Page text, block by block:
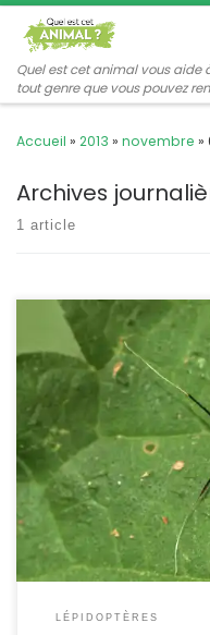
Passer au contenu
Quel est cet animal vous aide
tout genre que vous pouvez
Accueil » 2013 » novembre »
Archives
1 article
Lors d’une promenade
rencontrer ce petit
essaims qui volent de bas
attirer les femelles.
POSITION
Adelidae ETYMOLOGIE :
LÉPIDOPTÈRES